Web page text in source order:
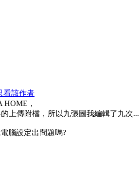
看該作者
，
上傳附檔，所以九張圖我編輯了九次...
腦設定出問題嗎?